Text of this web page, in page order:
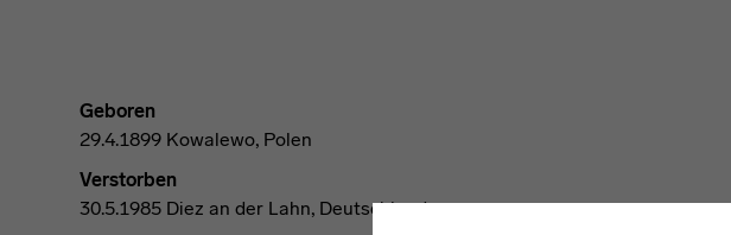
Geboren
29.4.1899 Kowalewo, Polen
Verstorben
30.5.1985 Diez an der Lahn, Deutschland